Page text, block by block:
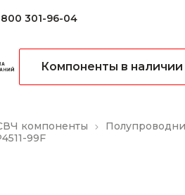
301-96-04
Компоненты в наличии
компоненты
99F